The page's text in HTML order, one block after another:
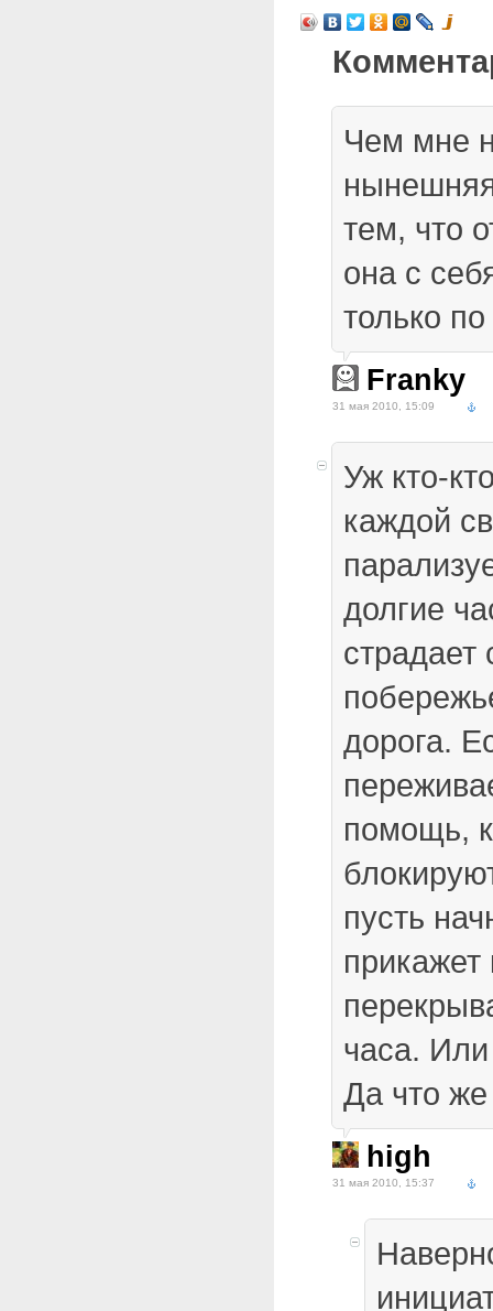
Чем мне
тем, что
она с
только по
Franky
31 мая 2010, 15:09
Уж кто-
каждой
долгие
страдает
дорога.
помощь,
пусть
часа.
Да что
high
31 мая 2010, 15:37